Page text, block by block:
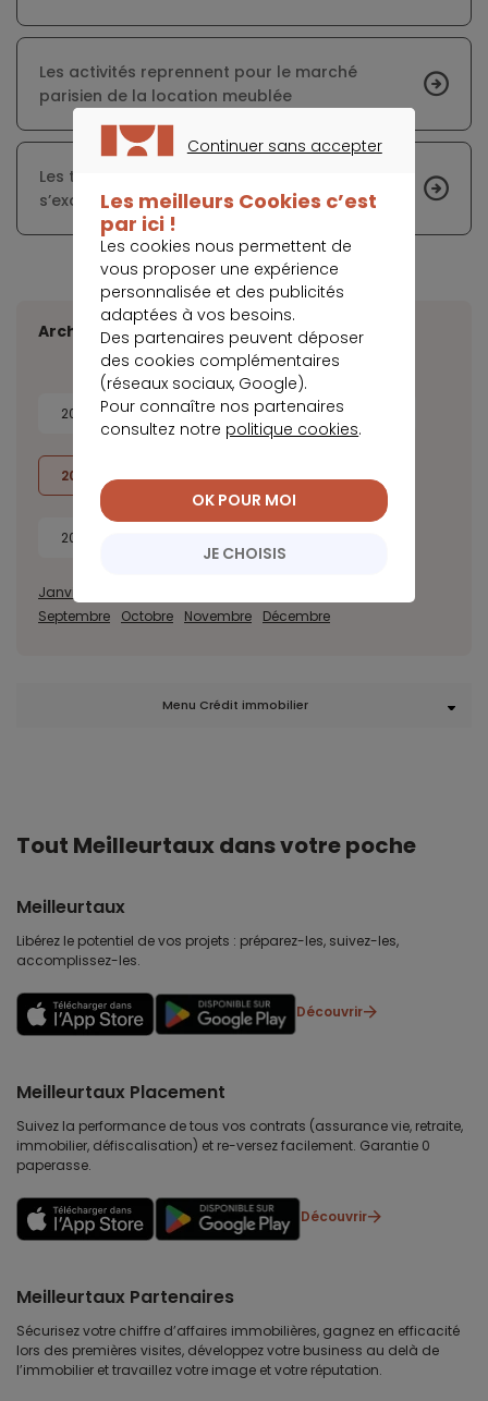
Les activités reprennent pour le marché
parisien de la location meublée
Les taux immobiliers commencent à
s’exacerber
Archives
2026 2025 2024
2022 2021 2020 2019
2018
Janvier
Septembre
Octobre Novembre Décembre
Menu Crédit immobilier
Tout Meilleurtaux dans votre poche
Meilleurtaux
Libérez le potentiel de vos projets : préparez-les, suivez-les,
accomplissez-les.
Découvrir
Meilleurtaux Placement
Suivez la performance de tous vos contrats (assurance vie, retraite,
immobilier, défiscalisation) et re-versez facilement. Garantie 0
paperasse.
Découvrir
Meilleurtaux Partenaires
Sécurisez votre chiffre d’affaires immobilières, gagnez en efficacité
lors des premières visites, développez votre business au delà de
l’immobilier et travaillez votre image et votre réputation.
Continuer sans accepter
Les meilleurs Cookies c’est
par ici !
Les cookies nous permettent de
vous proposer une expérience
personnalisée et des publicités
adaptées à vos besoins.
Des partenaires peuvent déposer
des cookies complémentaires
(réseaux sociaux, Google).
Pour connaître nos partenaires
consultez notre politique cookies.
JE CHOISIS
OK POUR MOI